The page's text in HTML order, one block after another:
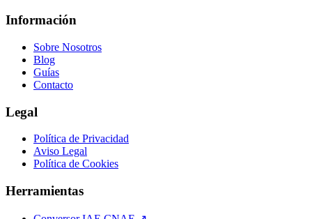
Información
Sobre Nosotros
Blog
Guías
Contacto
Legal
Política de Privacidad
Aviso Legal
Política de Cookies
Herramientas